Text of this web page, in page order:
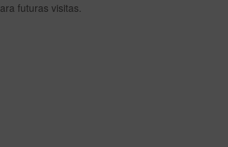
futuras visitas.